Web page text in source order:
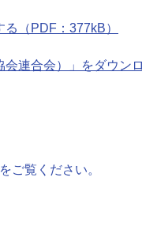
（PDF：377kB）
連合会）」をダウン
ご覧ください。